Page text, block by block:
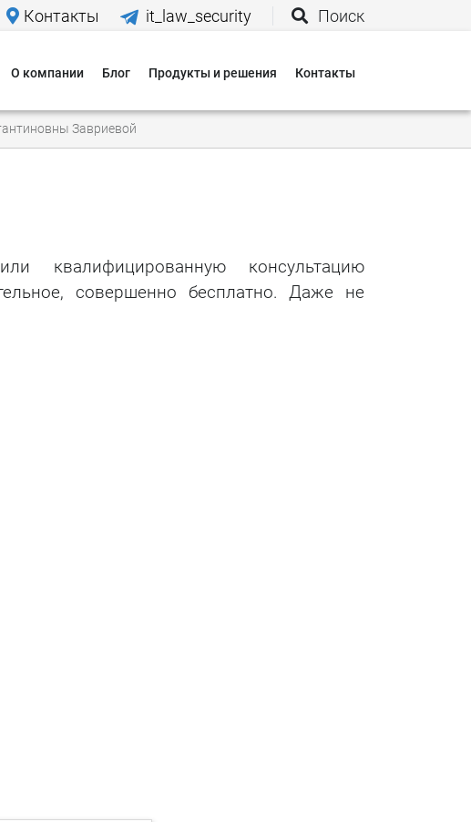
Контакты it_law_security Поиск
О компании
Мероприятия
Исследования
Гарантии
Блог Продукты и решения Контакты
Завриевой
квалифицированную консультацию
совершенно бесплатно. Даже не